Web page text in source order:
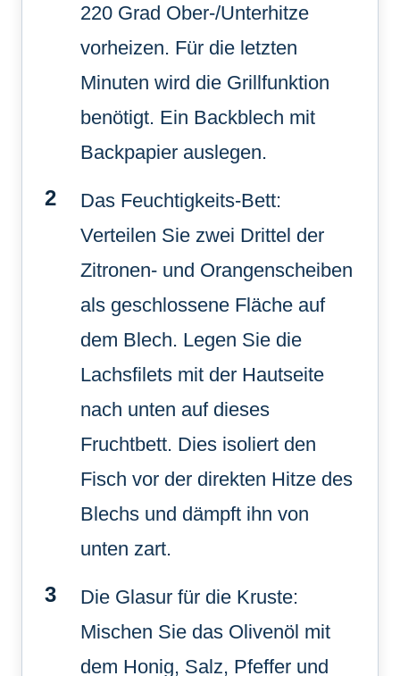
220 Grad Ober-/Unterhitze
vorheizen. Für die letzten
Minuten wird die Grillfunktion
benötigt. Ein Backblech mit
Backpapier auslegen.
Das Feuchtigkeits-Bett:
Verteilen Sie zwei Drittel der
Zitronen- und Orangenscheiben
als geschlossene Fläche auf
dem Blech. Legen Sie die
Lachsfilets mit der Hautseite
nach unten auf dieses
Fruchtbett. Dies isoliert den
Fisch vor der direkten Hitze des
Blechs und dämpft ihn von
unten zart.
Die Glasur für die Kruste:
Mischen Sie das Olivenöl mit
dem Honig, Salz, Pfeffer und